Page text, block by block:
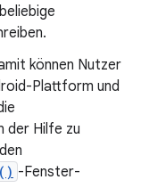
können Nutzer
Plattform und
der Hilfe zu
-Fenster-